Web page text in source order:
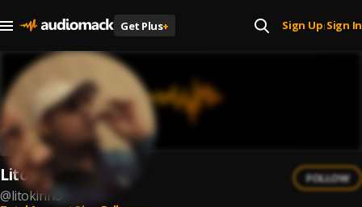
Get Plus+ Sign Up| Sign In
Lito Kirino
@litokirino
FOLLOW